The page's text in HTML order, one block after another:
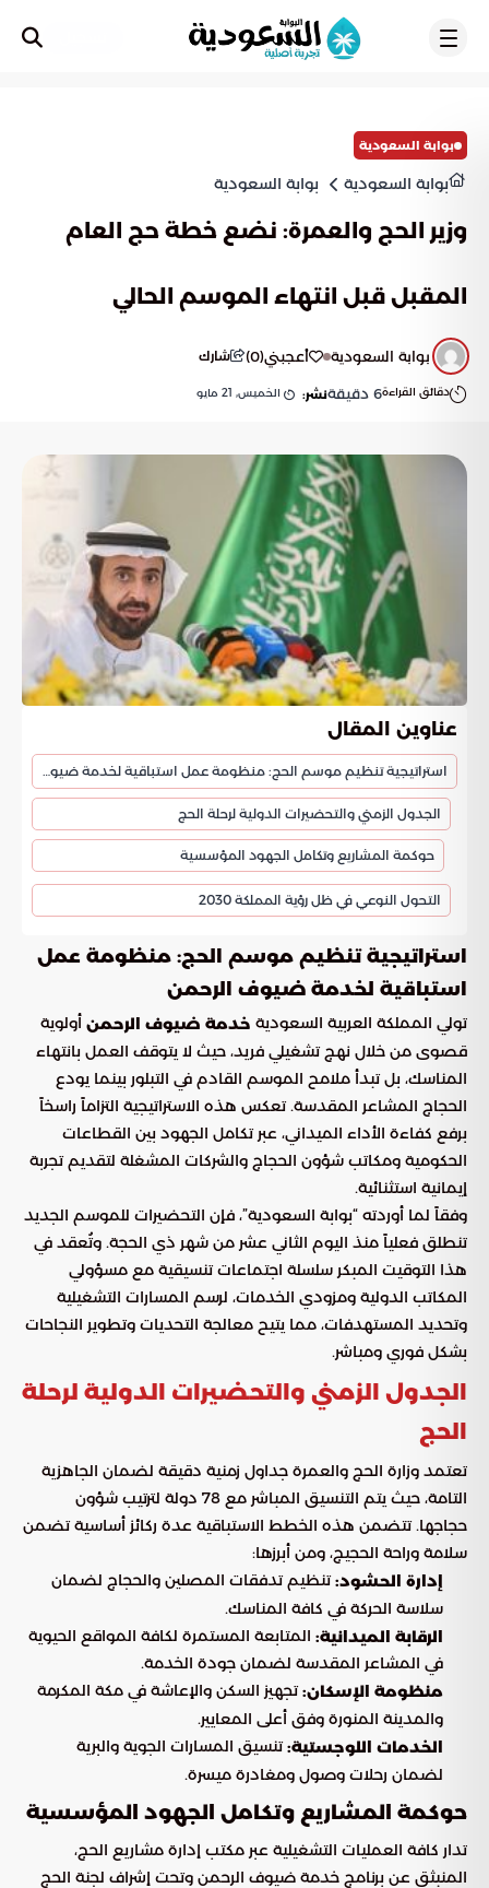
بوابة السعودية
بوابة السعودية بوابة السعودية
وزير الحج والعمرة: نضع خطة حج العام
المقبل قبل انتهاء الموسم الحالي
بوابة السعودية أعجبني(
0
) شارك
دقائق القراءة6 دقيقةنشر: الخميس, 21 مايو
عناوين المقال
استراتيجية تنظيم موسم الحج: منظومة عمل استباقية لخدمة ضيوف الرحمن
الجدول الزمني والتحضيرات الدولية لرحلة الحج
حوكمة المشاريع وتكامل الجهود المؤسسية
التحول النوعي في ظل رؤية المملكة 2030
استراتيجية تنظيم موسم الحج: منظومة عمل
استباقية لخدمة ضيوف الرحمن
تولي المملكة العربية السعودية خدمة ضيوف الرحمن أولوية
قصوى من خلال نهج تشغيلي فريد، حيث لا يتوقف العمل بانتهاء
المناسك، بل تبدأ ملامح الموسم القادم في التبلور بينما يودع
الحجاج المشاعر المقدسة. تعكس هذه الاستراتيجية التزاماً راسخاً
برفع كفاءة الأداء الميداني، عبر تكامل الجهود بين القطاعات
الحكومية ومكاتب شؤون الحجاج والشركات المشغلة لتقديم تجربة
إيمانية استثنائية.
وفقاً لما أوردته “بوابة السعودية”، فإن التحضيرات للموسم الجديد
تنطلق فعلياً منذ اليوم الثاني عشر من شهر ذي الحجة. وتُعقد في
هذا التوقيت المبكر سلسلة اجتماعات تنسيقية مع مسؤولي
المكاتب الدولية ومزودي الخدمات، لرسم المسارات التشغيلية
وتحديد المستهدفات، مما يتيح معالجة التحديات وتطوير النجاحات
بشكل فوري ومباشر.
الجدول الزمني والتحضيرات الدولية لرحلة
الحج
تعتمد وزارة الحج والعمرة جداول زمنية دقيقة لضمان الجاهزية
التامة، حيث يتم التنسيق المباشر مع 78 دولة لترتيب شؤون
حجاجها. تتضمن هذه الخطط الاستباقية عدة ركائز أساسية تضمن
سلامة وراحة الحجيج، ومن أبرزها:
إدارة الحشود:تنظيم تدفقات المصلين والحجاج لضمان
سلاسة الحركة في كافة المناسك.
الرقابة الميدانية: المتابعة المستمرة لكافة المواقع الحيوية
في المشاعر المقدسة لضمان جودة الخدمة.
منظومة الإسكان:تجهيز السكن والإعاشة في مكة المكرمة
والمدينة المنورة وفق أعلى المعايير.
الخدمات اللوجستية:تنسيق المسارات الجوية والبرية
لضمان رحلات وصول ومغادرة ميسرة.
حوكمة المشاريع وتكامل الجهود المؤسسية
تدار كافة العمليات التشغيلية عبر مكتب إدارة مشاريع الحج،
المنبثق عن برنامج خدمة ضيوف الرحمن وتحت إشراف لجنة الحج